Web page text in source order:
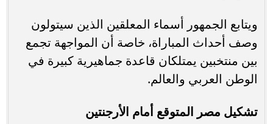
ويتابع الجمهور أسماء المعلقين الذين سيتولون
وصف أحداث المباراة، خاصة أن المواجهة تجمع
بين منتخبين يمتلكان قاعدة جماهيرية كبيرة في
الوطن العربي والعالم.
تشكيل مصر المتوقع أمام الأرجنتين